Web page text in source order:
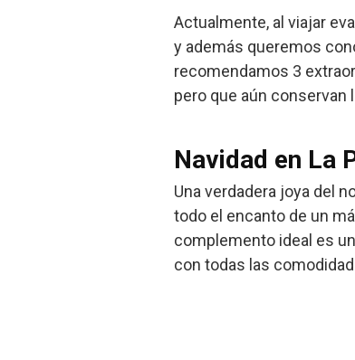
Actualmente, al viajar
y además queremos
recomendamos 3
pero que aún
Navidad en La
Una verdadera joya del
todo el encanto de un
complemento ideal es
con todas las